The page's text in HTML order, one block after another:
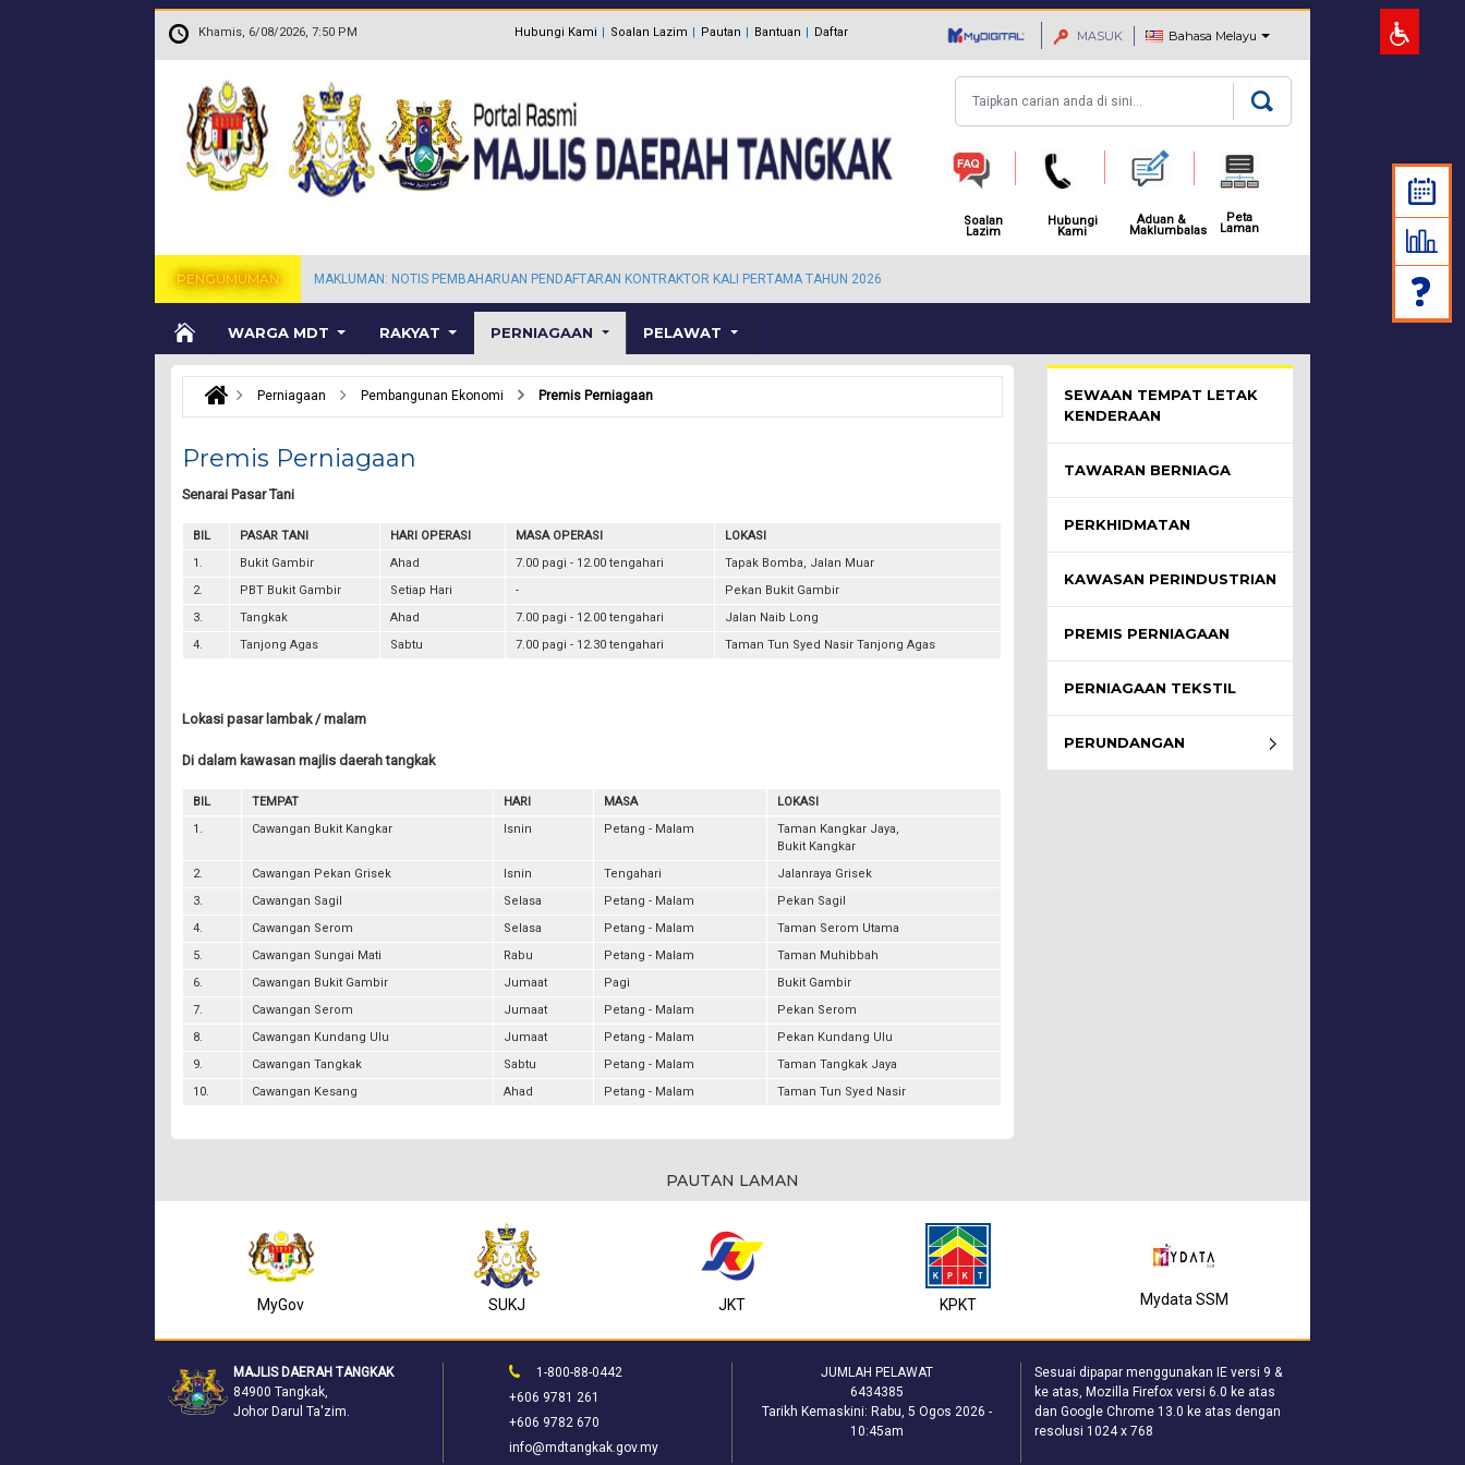
Langkau ke kandungan utama
. Khamis, 6/08/2026, 7:50 PM Hubungi Kami Soalan Lazim Pautan Bantuan Daftar MASUK Bahasa Melayu
Carian
Soalan
Lazim
Hubungi
Kami
Aduan &
Maklumbalas
Peta
Laman
PENGUMUMAN MAKLUMAN: NOTIS PEMBAHARUAN PENDAFTARAN KONTRAKTOR KALI PERTAMA TAHUN 2026 MAKLUMAN: NOTIS
WARGA MDT RAKYAT PERNIAGAAN PELAWAT
Perniagaan Pembangunan Ekonomi Premis Perniagaan
Premis Perniagaan
Senarai Pasar Tani
BIL PASAR TANI HARI OPERASI MASA OPERASI
LOKASI
1.
Bukit Gambir Ahad 7.00 pagi - 12.00 tengahari
Tapak Bomba, Jalan Muar
2.
PBT Bukit Gambir Setiap Hari -
Pekan Bukit Gambir
3.
Tangkak Ahad 7.00 pagi - 12.00 tengahari
Jalan Naib Long
4.
Tanjong Agas Sabtu 7.00 pagi - 12.30 tengahari Taman Tun Syed Nasir Tanjong Agas
Lokasi pasar lambak / malam
Di dalam kawasan majlis daerah tangkak
BIL TEMPAT HARI MASA
LOKASI
1.
Cawangan Bukit Kangkar Isnin Petang - Malam
Taman Kangkar Jaya,
Bukit Kangkar
2.
Cawangan Pekan Grisek Isnin Tengahari
Jalanraya Grisek
3.
Cawangan Sagil Selasa Petang - Malam
Pekan Sagil
4.
Cawangan Serom Selasa Petang - Malam
Taman Serom Utama
5.
Cawangan Sungai Mati Rabu Petang - Malam
Taman Muhibbah
6.
Cawangan Bukit Gambir Jumaat Pagi
Bukit Gambir
7.
Cawangan Serom Jumaat Petang - Malam
Pekan Serom
8.
Cawangan Kundang Ulu Jumaat Petang - Malam
Pekan Kundang Ulu
9.
Cawangan Tangkak Sabtu Petang - Malam
Taman Tangkak Jaya
10.
Cawangan Kesang Ahad Petang - Malam Taman Tun Syed Nasir
SEWAAN TEMPAT LETAK
KENDERAAN
TAWARAN BERNIAGA
PERKHIDMATAN
KAWASAN PERINDUSTRIAN
PREMIS PERNIAGAAN
PERNIAGAAN TEKSTIL
PERUNDANGAN
PAUTAN LAMAN
MyGov SUKJ JKT KPKT Mydata SSM
MAJLIS DAERAH TANGKAK
84900 Tangkak,
Johor Darul Ta'zim.
1-800-88-0442
+606 9781 261
+606 9782 670
info@mdtangkak.gov.my
JUMLAH PELAWAT
6434385
Tarikh Kemaskini: Rabu, 5 Ogos 2026 -
10:45am
Sesuai dipapar menggunakan IE versi 9 &
ke atas, Mozilla Firefox versi 6.0 ke atas
dan Google Chrome 13.0 ke atas dengan
resolusi 1024 x 768